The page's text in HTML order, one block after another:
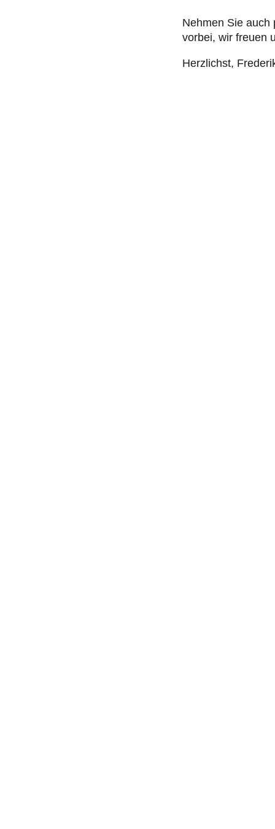
Nehmen Sie auch
vorbei, wir freuen
Herzlichst,